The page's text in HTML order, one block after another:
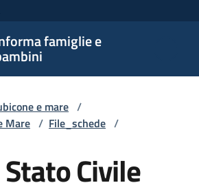
famiglie e
e mare /
Mare / File_schede /
Civile